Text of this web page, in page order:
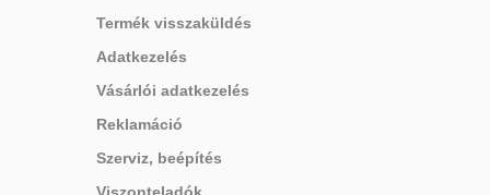
Termék visszaküldés
Adatkezelés
Vásárlói adatkezelés
Reklamáció
Szerviz, beépítés